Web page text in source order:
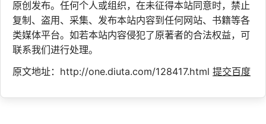
原创发布。任何个人或组织，在未征得本站同意时，禁止
复制、盗用、采集、发布本站内容到任何网站、书籍等各
类媒体平台。如若本站内容侵犯了原著者的合法权益，可
联系我们进行处理。
原文地址：http://one.diuta.com/128417.html 提交百度